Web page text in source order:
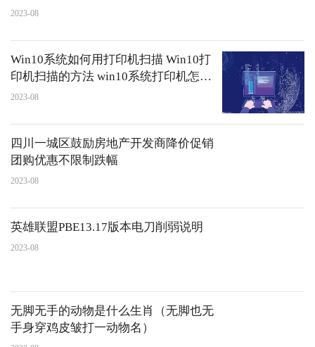
2023-08
Win10系统如何用打印机扫描 Win10打
印机扫描的方法 win10系统打印机怎么
扫描
2023-08
四川一城区鼓励房地产开发商降价促销
团购优惠不限制跌幅
2023-08
英雄联盟PBE13.17版本电刀削弱说明
2023-08
无脚无手的动物是什么生肖（无脚也无
手身穿鸡皮皱打一动物名）